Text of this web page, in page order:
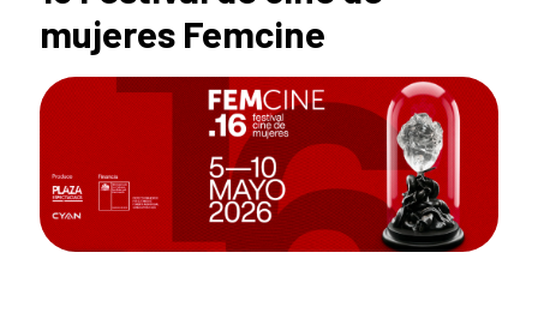
mujeres Femcine